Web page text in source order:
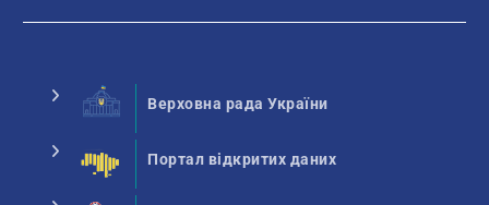
Верховна рада України
Портал відкритих даних